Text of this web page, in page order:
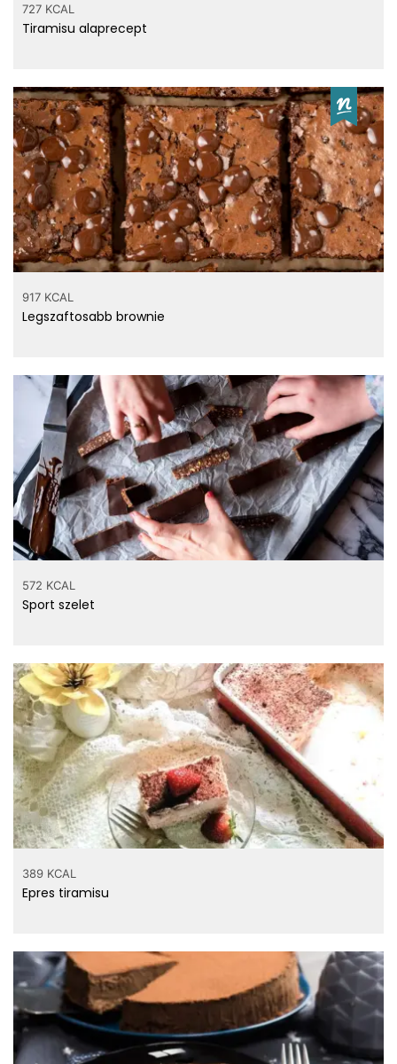
727 KCAL
Tiramisu alaprecept
917 KCAL
Legszaftosabb brownie
572 KCAL
Sport szelet
389 KCAL
Epres tiramisu